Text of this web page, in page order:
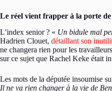
Le réel vient frapper à la porte de
L’index senior ? « Un bidule mal
Hadrien Clouet, détaillant son
ne changera rien pour les
sur ce sujet que Rachel Keke était
Les mots de la députée insoumise
Il ne va rien changer à la vie de